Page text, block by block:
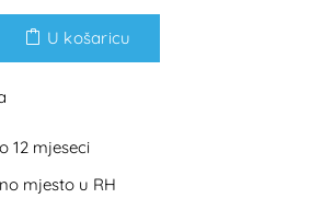
U košaricu
12 mjeseci
mjesto u RH